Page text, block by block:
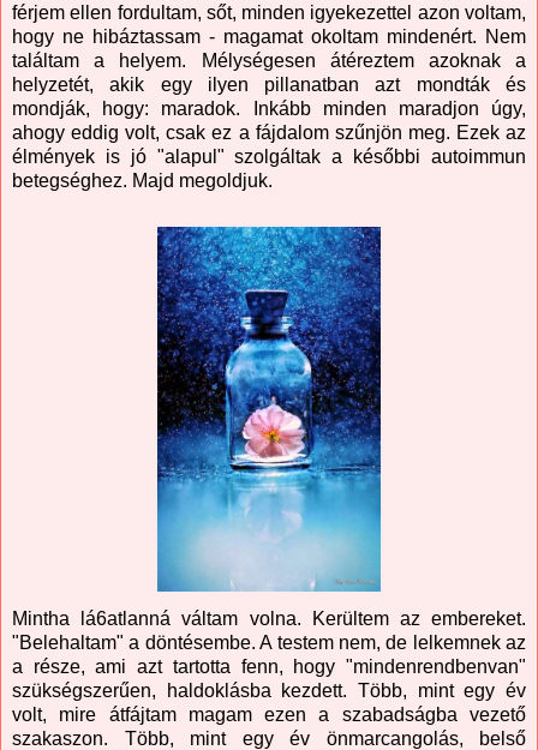
férjem ellen fordultam, sőt, minden igyekezettel azon voltam,
hogy ne hibáztassam - magamat okoltam mindenért. Nem
találtam a helyem. Mélységesen átéreztem azoknak a
helyzetét, akik egy ilyen pillanatban azt mondták és
mondják, hogy: maradok. Inkább minden maradjon úgy,
ahogy eddig volt, csak ez a fájdalom szűnjön meg. Ezek az
élmények is jó "alapul" szolgáltak a későbbi autoimmun
betegséghez. Majd megoldjuk.
Mintha lá6atlanná váltam volna. Kerültem az embereket.
"Belehaltam" a döntésembe. A testem nem, de lelkemnek az
a része, ami azt tartotta fenn, hogy "mindenrendbenvan"
szükségszerűen, haldoklásba kezdett. Több, mint egy év
volt, mire átfájtam magam ezen a szabadságba vezető
szakaszon. Több, mint egy év önmarcangolás, belső